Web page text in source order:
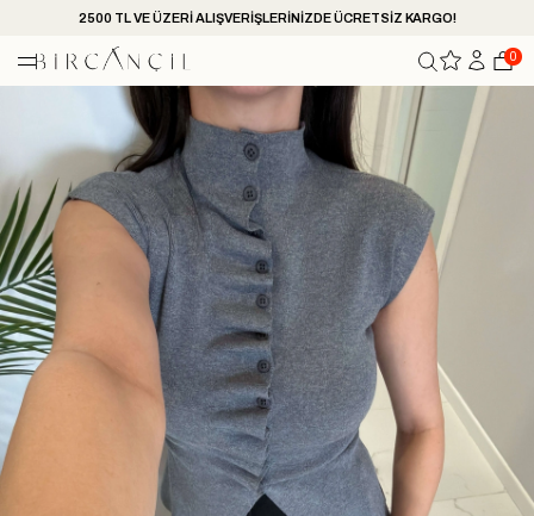
2500 TL VE ÜZERİ ALIŞVERİŞLERİNİZDE ÜCRETSİZ KARGO!
0